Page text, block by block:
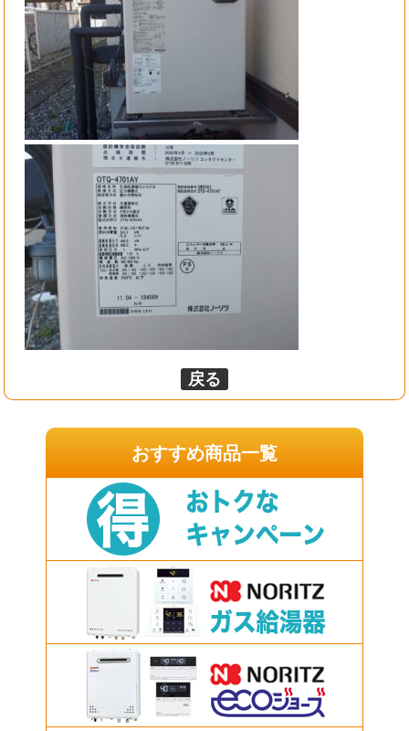
戻る
おすすめ商品一覧